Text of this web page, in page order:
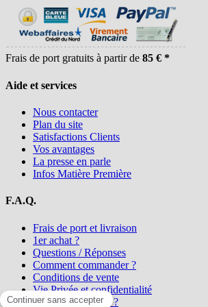
Frais de port gratuits à partir de 85 € *
Aide et services
Nous contacter
Plan du site
Satisfactions Clients
Vos avantages
La presse en parle
Infos Matière Première
F.A.Q.
Frais de port et livraison
1er achat ?
Questions / Réponses
Comment commander ?
Conditions de vente
Vie Privée et confidentialité
Qui sommes-nous ?